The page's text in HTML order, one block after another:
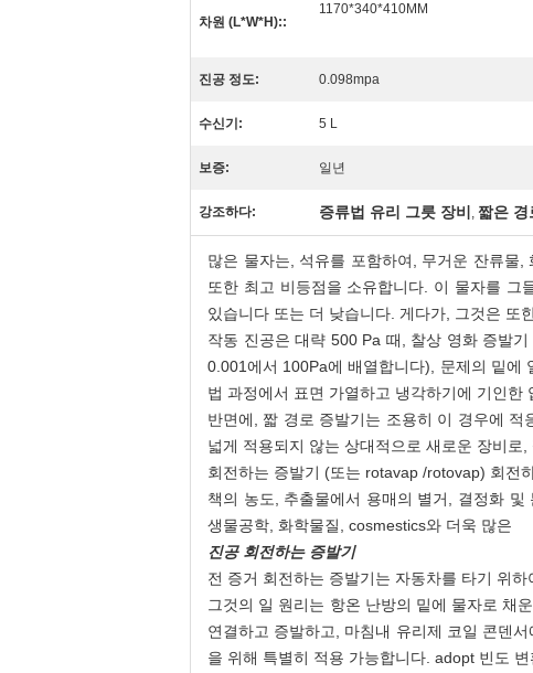
차원 (L*W*H)::
1170*340*410MM
진공 정도: 0.098mpa
수신기: 5 L
보증: 일년
강조하다: 증류법 유리 그릇 장비 , 짧은 경
많은 물자는, 석유를 포함하여, 무거운 잔류물
또한 최고 비등점을 소유합니다. 이 물자를 그
있습니다 또는 더 낮습니다. 게다가, 그것은 또
작동 진공은 대략 500 Pa 때, 찰상 영화 증발
0.001에서 100Pa에 배열합니다), 문제의 밑에
법 과정에서 표면 가열하고 냉각하기에 기인한
반면에, 짧 경로 증발기는 조용히 이 경우에
넓게 적용되지 않는 상대적으로 새로운 장비
회전하는 증발기 (또는 rotavap /rotovap) 회전
책의 농도, 추출물에서 용매의 별거, 결정화
생물공학, 화학물질, cosmestics와 더욱 많은
진공 회전하는 증발기
전 증거 회전하는 증발기는 자동차를 타기 위
그것의 일 원리는 항온 난방의 밑에 물자로 채
연결하고 증발하고, 마침내 유리제 코일 콘덴
을 위해 특별히 적용 가능합니다. adopt 빈도 변